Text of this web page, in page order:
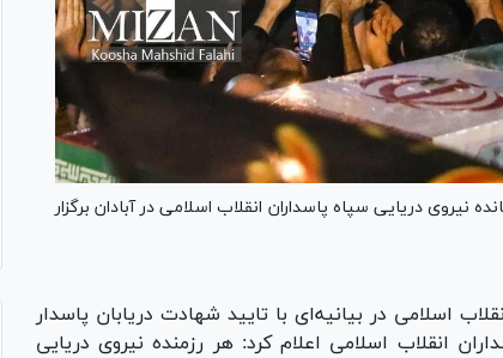
دریایی سپاه پاسداران انقلاب اسلامی در آبادان برگزار
انقلاب اسلامی در بیانیه‌ای با تایید شهادت دریابان پاسدار
انقلاب اسلامی اعلام کرد: هر رزمنده نیروی دریایی